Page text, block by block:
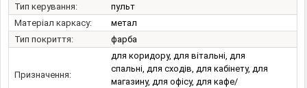
Тип керування:
пульт
Матеріал каркасу:
метал
Тип покриття:
фарба
Призначення:
для коридору, для вітальні, для
спальні, для сходів, для кабінету, для
магазину, для офісу, для кафе/